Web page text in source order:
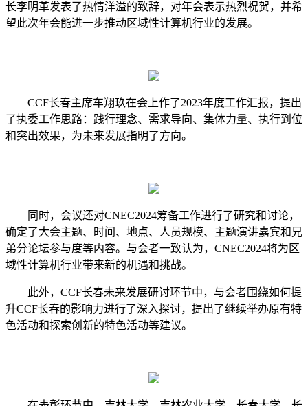
长李明革发表了热情洋溢的致辞，对年会表示热烈祝贺，并希
望此次年会能进一步推动区域性计算机行业的发展。
CCF长春主席车翔玖在会上作了2023年度工作汇报，提出
了执委工作思路：践行理念、需求导向、集体力量、执行到位
和突出效果，为未来发展指明了方向。
同时，会议还对CNEC2024筹备工作进行了研究和讨论，
确定了大会主题、时间、地点、人员规模、主题演讲嘉宾和兄
弟分论坛参与度等内容。与会者一致认为，CNEC2024将为 区
域性计算机行业带来新的机遇和挑战。
此外， CCF长春未来发展研讨环节中，与会者围绕如何提
升CCF长春的影响力进行了深入探讨，提出了继续举办原有特
色活动和探索创新的特色活动等建议。